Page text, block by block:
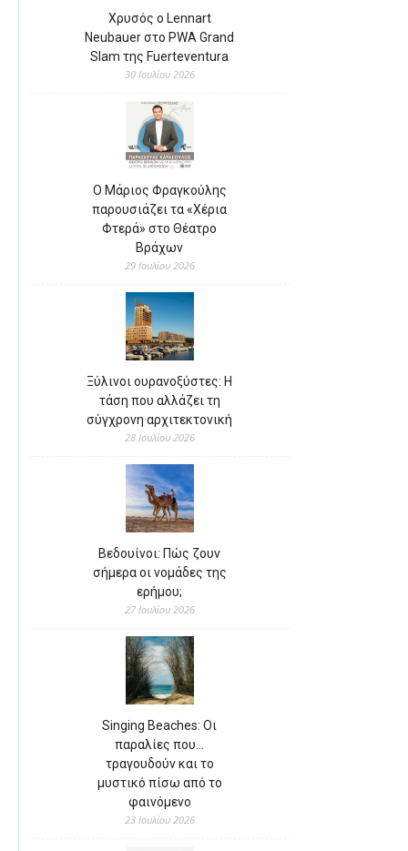
Χρυσός ο Lennart
Neubauer στο PWA Grand
Slam της Fuerteventura
30 Ιουλίου 2026
Ο Μάριος Φραγκούλης
παρουσιάζει τα «Χέρια
Φτερά» στο Θέατρο
Βράχων
29 Ιουλίου 2026
Ξύλινοι ουρανοξύστες: Η
τάση που αλλάζει τη
σύγχρονη αρχιτεκτονική
28 Ιουλίου 2026
Βεδουίνοι: Πώς ζουν
σήμερα οι νομάδες της
ερήμου;
27 Ιουλίου 2026
Singing Beaches: Οι
παραλίες που…
τραγουδούν και το
μυστικό πίσω από το
φαινόμενο
23 Ιουλίου 2026